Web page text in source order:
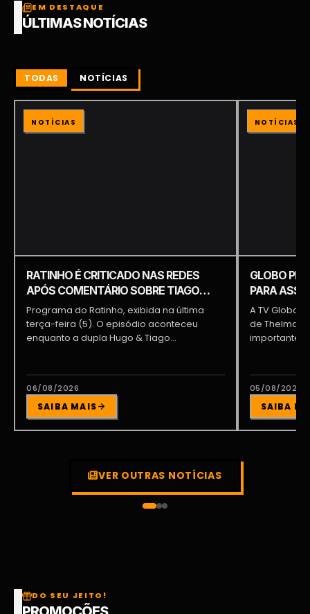
EM DESTAQUE
ÚLTIMAS NOTÍCIAS
TODAS NOTÍCIAS
NOTÍCIAS
RATINHO É CRITICADO NAS REDES
APÓS COMENTÁRIO SOBRE TIAGO
PIQUILO DURANTE PROGRAMA
Programa do Ratinho, exibida na última
terça-feira (5). O episódio aconteceu
enquanto a dupla Hugo & Tiago
06/08/2026
SAIBA MAIS
NOTÍCIAS
GLOBO
PARA
BRAGA E
A TV Globo
de Thelma
importante
05/08/2026
SAIBA
VER OUTRAS NOTÍCIAS
DO SEU JEITO!